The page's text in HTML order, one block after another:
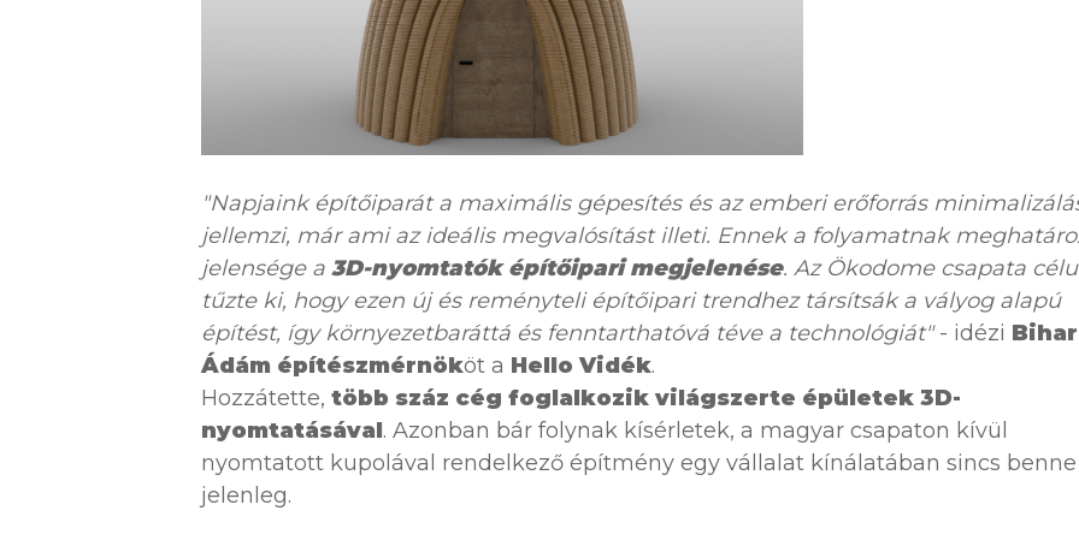
"Napjaink építőiparát a maximális gépesítés és az emberi erőforrás
jellemzi, már ami az ideális megvalósítást illeti. Ennek a folyamatnak
jelensége a 3D-nyomtatók építőipari megjelenése. Az Ökodome csapata
tűzte ki, hogy ezen új és reményteli építőipari trendhez társítsák a vályog alapú
építést, így környezetbaráttá és fenntarthatóvá téve a technológiát"- idézi
Ádám építészmérnököt a Hello Vidék.
Hozzátette, több száz cég foglalkozik világszerte épületek 3D-
nyomtatásával. Azonban bár folynak kísérletek, a magyar csapaton kívül
nyomtatott kupolával rendelkező építmény egy vállalat kínálatában sincs benne
jelenleg.